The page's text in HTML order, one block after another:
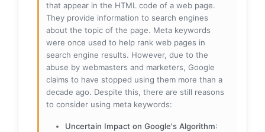
that appear in the HTML code of a web page.
They provide information to search engines
about the topic of the page. Meta keywords
were once used to help rank web pages in
search engine results. However, due to the
abuse by webmasters and marketers, Google
claims to have stopped using them more than a
decade ago. Despite this, there are still reasons
to consider using meta keywords:
Uncertain Impact on Google's Algorithm: